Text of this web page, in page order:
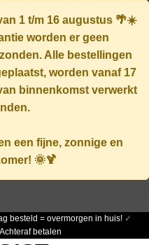
1 t/m 16 augustus 🌴☀️
worden er geen
Alle bestellingen
worden vanaf 17
binnenkomst verwerkt
een fijne, zonnige en
🌞🍹
besteld = overmorgen in huis! ✓
Achteraf betalen